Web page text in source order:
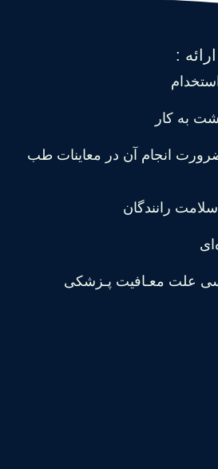
:
به کار
انجام آن در معاینات طب
رانندگان
علت معـافیت پـزشکی